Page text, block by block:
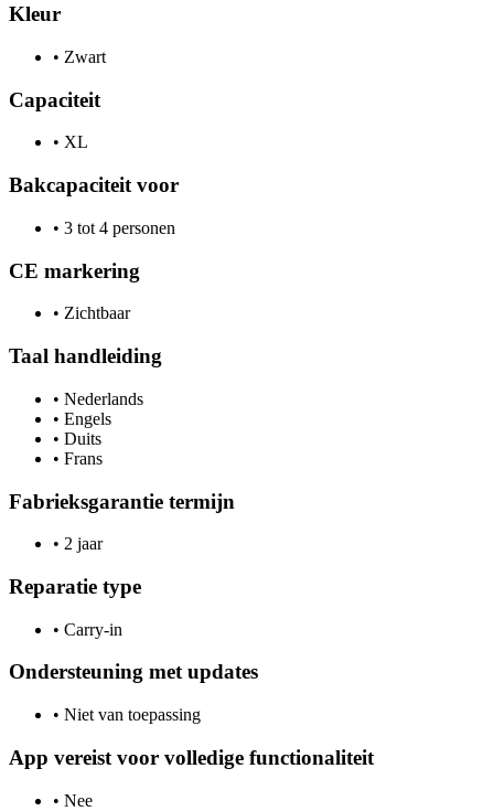
Kleur
• Zwart
Capaciteit
• XL
Bakcapaciteit voor
• 3 tot 4 personen
CE markering
• Zichtbaar
Taal handleiding
• Nederlands
• Engels
• Duits
• Frans
Fabrieksgarantie termijn
• 2 jaar
Reparatie type
• Carry-in
Ondersteuning met updates
• Niet van toepassing
App vereist voor volledige functionaliteit
• Nee